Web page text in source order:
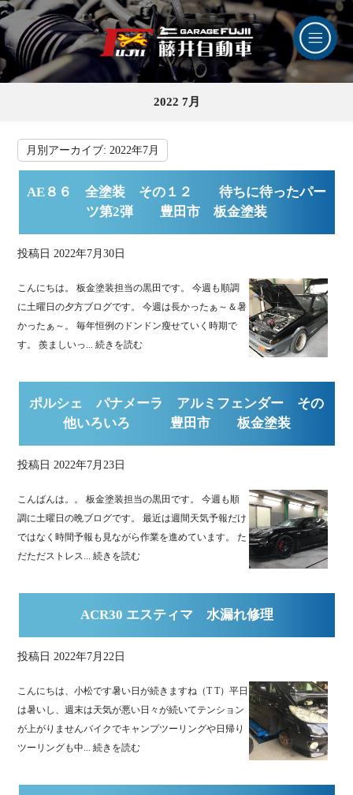
2022 7月
月別アーカイブ:2022年7月
AE８６ 全塗装 その１２ 待ちに待ったパー
ツ第2弾 豊田市 板金塗装
投稿日 2022年7月30日
こんにちは。 板金塗装担当の黒田です。 今週も順調
に土曜日の夕方ブログです。 今週は長かったぁ～＆暑
かったぁ～。 毎年恒例のドンドン瘦せていく時期で
す。 羨ましいっ...続きを読む
ポルシェ パナメーラ アルミフェンダー その
他いろいろ 豊田市 板金塗装
投稿日 2022年7月23日
こんばんは。。 板金塗装担当の黒田です。 今週も順
調に土曜日の晩ブログです。 最近は週間天気予報だけ
ではなく時間予報も見ながら作業を進めています。 た
だただストレス...続きを読む
ACR30 エスティマ 水漏れ修理
投稿日 2022年7月22日
こんにちは、小松です暑い日が続きますね（T T）平日
は暑いし、週末は天気が悪い日々が続いてテンション
が上がりませんバイクでキャンプツーリングや日帰り
ツーリングも中...続きを読む